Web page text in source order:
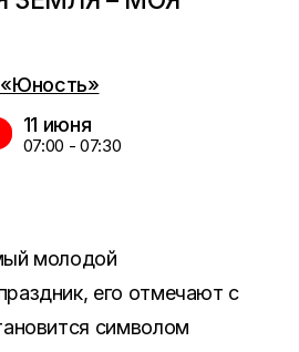
11 июня
07:00 - 07:30
молодой
его отмечают с
символом